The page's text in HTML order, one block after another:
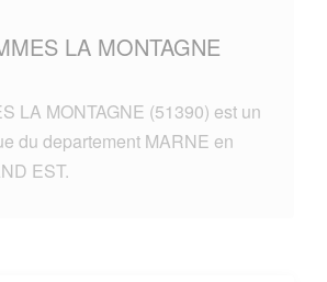
LA MONTAGNE
LA MONTAGNE (51390) est un
du departement MARNE en
EST.